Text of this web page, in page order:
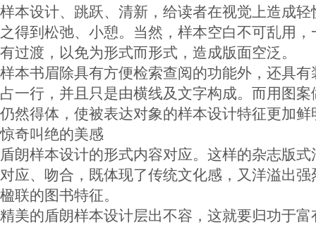
样本设计、跳跃、清新，给读者在视觉上造成
之得到松弛、小憩。当然，样本空白不可乱用
有过渡，以免为形式而形式，造成版面空泛。
样本书眉除具有方便检索查阅的功能外，还具
占一行，并且只是由横线及文字构成。而用图
仍然得体，使被表达对象的样本设计特征更加
惊奇叫绝的美感
盾朗样本设计的形式内容对应。这样的杂志版
对应、吻合，既体现了传统文化感，又洋溢出
楹联的图书特征。
精美的盾朗样本设计层出不容，这就要归功于